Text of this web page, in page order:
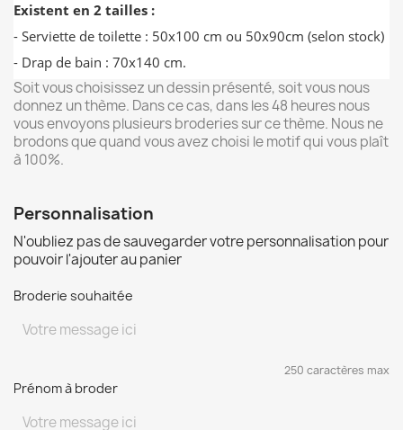
Existent en 2 tailles :
- Serviette de toilette : 50x100 cm ou 50x90cm (selon stock)
- Drap de bain : 70x140 cm.
Soit vous choisissez un dessin présenté, soit vous nous
donnez un thème. Dans ce cas, dans les 48 heures nous
vous envoyons plusieurs broderies sur ce thème. Nous ne
brodons que quand vous avez choisi le motif qui vous plaît
à 100%.
Personnalisation
N'oubliez pas de sauvegarder votre personnalisation pour
pouvoir l'ajouter au panier
Broderie souhaitée
250 caractères max
Prénom à broder